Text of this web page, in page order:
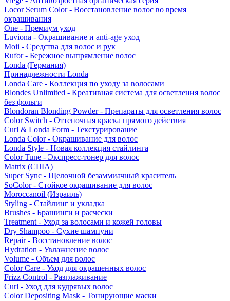
Locor Serum Color - Восстановление волос во время
окрашивания
One - Премиум уход
Luviona - Окрашивание и anti-age уход
Moii - Средства для волос и рук
Rufor - Бережное выпрямление волос
Londa (Германия)
Принадлежности Londa
Londa Care - Коллекция по уходу за волосами
Blondes Unlimited - Креативная система для осветления волос
без фольги
Blondoran Blonding Powder - Препараты для осветления волос
Color Switch - Оттеночная краска прямого действия
Curl & Londa Form - Текстурирование
Londa Color - Окрашивание для волос
Londa Style - Новая коллекция стайлинга
Color Tune - Экспресс-тонер для волос
Matrix (США)
Super Sync - Щелочной безаммиачный краситель
SoColor - Стойкое окрашивание для волос
Moroccanoil (Израиль)
Styling - Стайлинг и укладка
Brushes - Брашинги и расчески
Treatment - Уход за волосами и кожей головы
Dry Shampoo - Сухие шампуни
Repair - Восстановление волос
Hydration - Увлажнение волос
Volume - Объем для волос
Color Care - Уход для окрашенных волос
Frizz Control - Разглаживание
Curl - Уход для кудрявых волос
Color Depositing Mask - Тонирующие маски